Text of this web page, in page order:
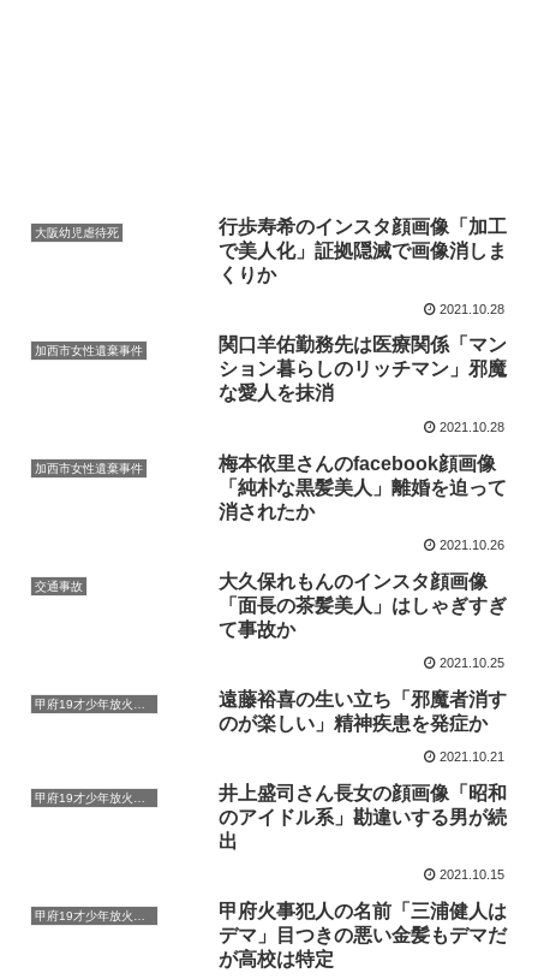
大阪幼児虐待死
行歩寿希のインスタ顔画像「加工
で美人化」証拠隠滅で画像消しま
くりか
2021.10.28
加西市女性遺棄事件
関口羊佑勤務先は医療関係「マン
ション暮らしのリッチマン」邪魔
な愛人を抹消
2021.10.28
加西市女性遺棄事件
梅本依里さんのfacebook顔画像
「純朴な黒髪美人」離婚を迫って
消されたか
2021.10.26
交通事故
大久保れもんのインスタ顔画像
「面長の茶髪美人」はしゃぎすぎ
て事故か
2021.10.25
遠藤裕喜の生い立ち「邪魔者消す
のが楽しい」精神疾患を発症か
2021.10.21
井上盛司さん長女の顔画像「昭和
のアイドル系」勘違いする男が続
出
2021.10.15
甲府火事犯人の名前「三浦健人は
デマ」目つきの悪い金髪もデマだ
が高校は特定